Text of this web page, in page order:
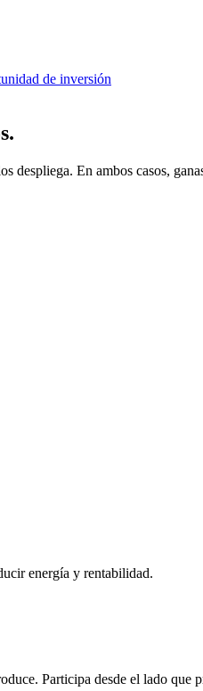
de inversión
despliega. En ambos casos,
energía y rentabilidad.
Participa desde el lado que